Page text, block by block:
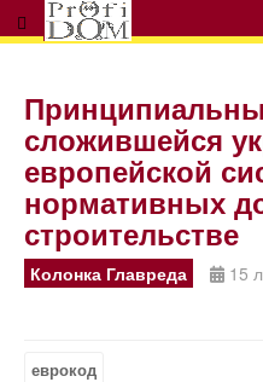
сложившейся
европейской
нормативных
строительстве
Колонка Главреда 15
еврокод